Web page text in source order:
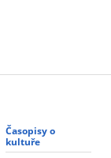
Časopisy o
kultuře